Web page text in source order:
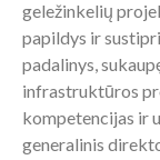
geležinkelių
papildys ir
padalinys,
infrastruktūros
kompetencijas ir
generalinis